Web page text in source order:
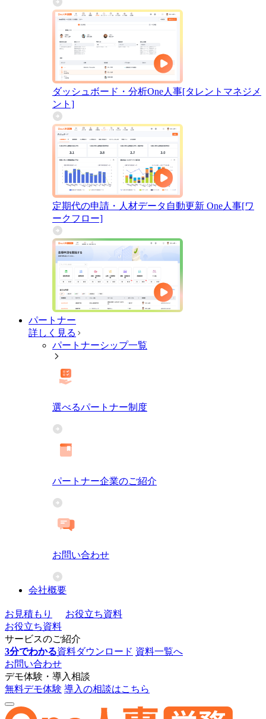
ダッシュボード・分析One人事[タレントマネジメ
ント]
定期代の申請・人材データ自動更新 One人事[ワ
ークフロー]
パートナー
詳しく見る
パートナーシップ一覧
選べるパートナー制度
パートナー企業のご紹介
お問い合わせ
会社概要
お見積もり
お役立ち資料
お役立ち資料
サービスのご紹介
3分でわかる資料ダウンロード 資料一覧へ
お問い合わせ
デモ体験・導入相談
無料デモ体験 導入の相談はこちら